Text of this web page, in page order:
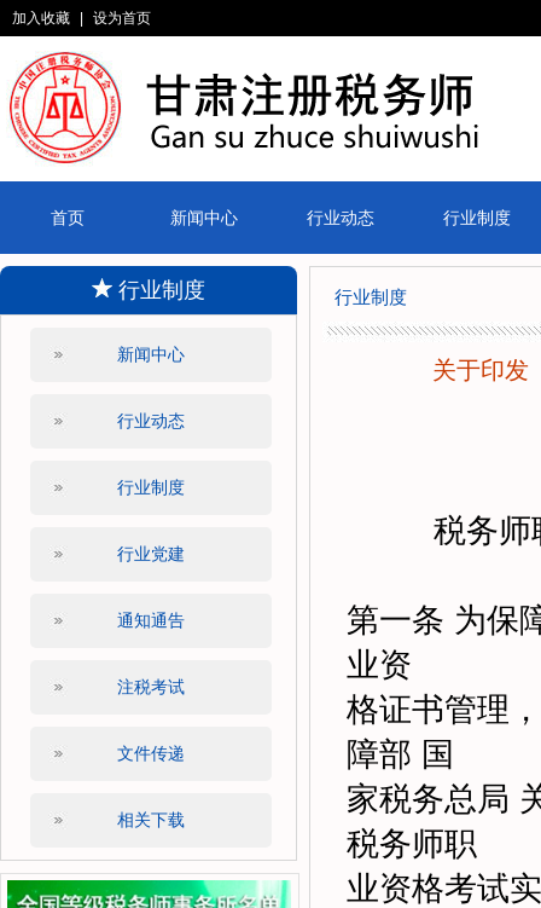
加入收藏 设为首页
首页 新闻中心 行业动态 行业制度
行业制度
新闻中心
行业动态
行业制度
行业党建
通知通告
注税考试
文件传递
相关下载
行业制度
关于印发
税务师职
第一条 为保
业资
格证书管理
障部 国
家税务总局
税务师职
业资格考试